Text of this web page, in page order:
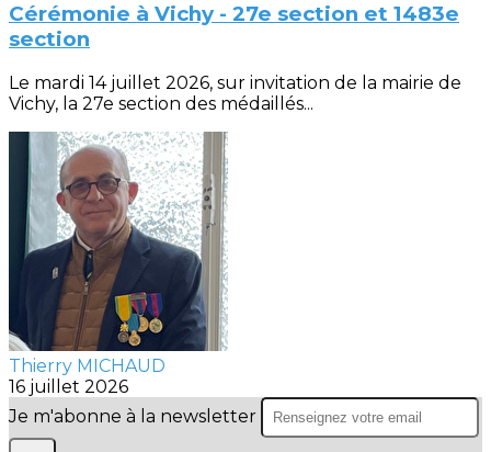
Cérémonie à Vichy - 27e section et 1483e
section
Le mardi 14 juillet 2026, sur invitation de la mairie de
Vichy, la 27e section des médaillés...
Thierry MICHAUD
16 juillet 2026
Je m'abonne à la newsletter